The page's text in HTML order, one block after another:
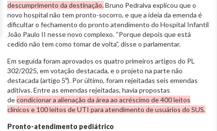
descumprimento da destinação.Bruno Pedralva explicou que o
novo hospital não tem pronto-socorro, e que a ideia da emenda é
dificultar o fechamento do pronto atendimento do Hospital Infantil
João Paulo II nesse novo complexo. “Porque depois que está
cedido não tem como tomar de volta”, disse o parlamentar.
Em seguida foram aprovados os quatro primeiros artigos do PL
302/2025, em votação destacada, e o projeto na parte não
destacada (artigo 5º). Por último, foram rejeitadas seis emendas
aditivas. Entre as emendas rejeitadas, havia propostas
decondicionar a alienação da área ao acréscimo de 400 leitos
clínicos e 100 leitos de UTI para atendimento de usuários do SUS.
Pronto-atendimento pediátrico